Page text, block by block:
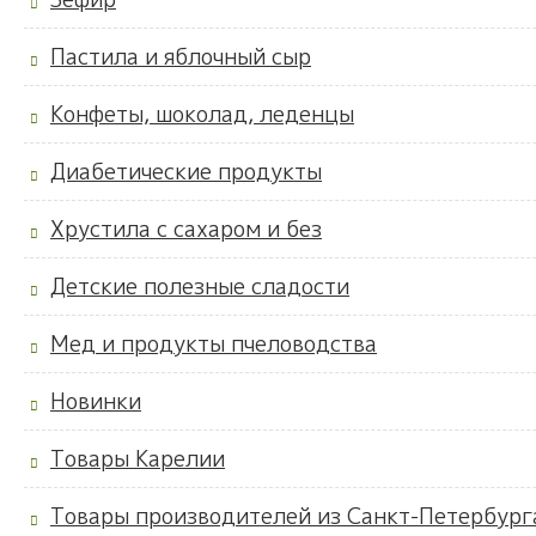
Пастила и яблочный сыр
Конфеты, шоколад, леденцы
Диабетические продукты
Хрустила с сахаром и без
Детские полезные сладости
Мед и продукты пчеловодства
Новинки
Товары Карелии
Товары производителей из Санкт-